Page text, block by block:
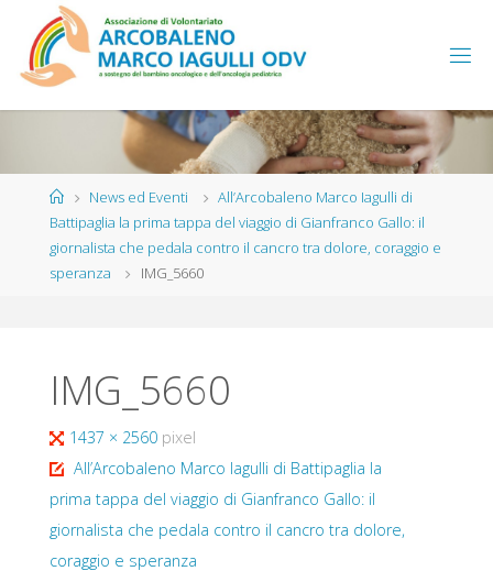
contenuto
HomeNews ed Eventi
All’Arcobaleno Marco Iagulli di
Battipaglia la prima tappa del viaggio di Gianfranco Gallo: il
giornalista che pedala contro il cancro tra dolore, coraggio e
speranza
IMG_5660
IMG_5660
Tutta
larghezza
1437 × 2560 pixel
All’Arcobaleno Marco Iagulli di Battipaglia la
prima tappa del viaggio di Gianfranco Gallo: il
giornalista che pedala contro il cancro tra dolore,
coraggio e speranza